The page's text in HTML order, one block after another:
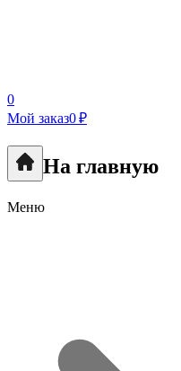
0
Мой заказ0 ₽
На главную
Меню